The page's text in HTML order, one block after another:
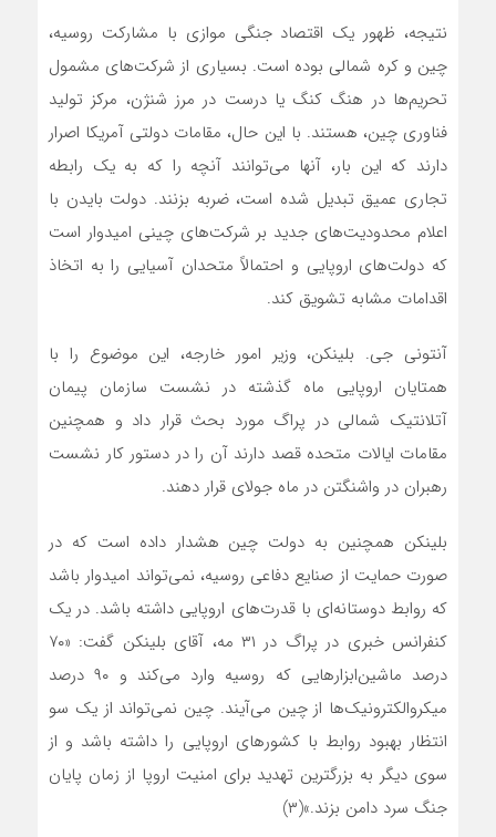
نتیجه، ظهور یک اقتصاد جنگی موازی با مشارکت روسیه،
چین و کره شمالی بوده است. بسیاری از شرکت‌های مشمول
تحریم‌ها در هنگ کنگ یا درست در مرز شنژن، مرکز تولید
فناوری چین، هستند. با این حال، مقامات دولتی آمریکا اصرار
دارند که این بار، آنها‌ می‌توانند آنچه را که به یک رابطه
تجاری عمیق تبدیل شده است، ضربه بزنند. دولت بایدن با
اعلام محدودیت‌های جدید بر شرکت‌های چینی امیدوار است
که دولت‌های اروپایی و احتمالاً متحدان آسیایی را به اتخاذ
اقدامات مشابه تشویق کند.
آنتونی جی. بلینکن، وزیر امور خارجه، این موضوع را با
همتایان اروپایی ماه گذشته در نشست سازمان پیمان
آتلانتیک شمالی در پراگ مورد بحث قرار داد و همچنین
مقامات ایالات متحده قصد دارند آن را در دستور کار نشست
رهبران در واشنگتن در ماه جولای قرار دهند.
بلینکن همچنین به دولت چین هشدار داده است که در
صورت حمایت از صنایع دفاعی روسیه، نمی‌تواند امیدوار باشد
که روابط دوستانه‌‌ای با قدرت‌های اروپایی داشته باشد. در یک
کنفرانس خبری در پراگ در ۳۱ مه، آقای بلینکن گفت: «۷۰
درصد ماشین‌ابزارهایی که روسیه وارد می‌کند و ۹۰ درصد
میکروالکترونیک‌ها از چین می‌آیند. چین نمی‌تواند از یک سو
انتظار بهبود روابط با کشورهای اروپایی را داشته باشد و از
سوی دیگر به بزرگترین تهدید برای امنیت اروپا از زمان پایان
جنگ سرد دامن بزند.»(۳)